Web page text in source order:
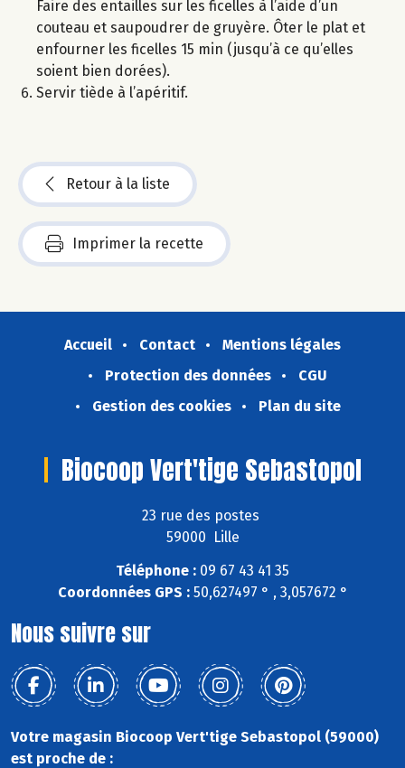
Faire des entailles sur les ficelles à l’aide d’un
couteau et saupoudrer de gruyère. Ôter le plat et
enfourner les ficelles 15 min (jusqu’à ce qu’elles
soient bien dorées).
Servir tiède à l’apéritif.
Retour à la liste
Imprimer la recette
Accueil Contact
Mentions légales
Protection des données
CGU
Gestion des cookies
Plan du site
Biocoop Vert'tige Sebastopol
23 rue des postes
59000 Lille
Téléphone : 09 67 43 41 35
Coordonnées GPS :50,627497 ° , 3,057672 °
Nous suivre sur
Votre magasin Biocoop Vert'tige Sebastopol (59000)
est proche de :